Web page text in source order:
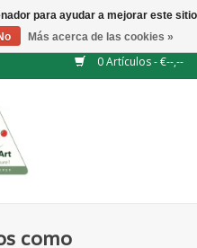
/
0 Artículos - €--,--
como
para ayudar a mejorar este sitio
Más acerca de las cookies »